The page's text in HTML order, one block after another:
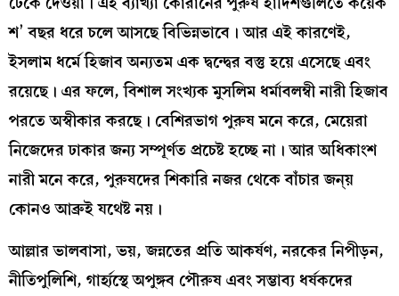
শ’ বছর ধরে চলে আসছে বিভিন্নভাবে। আর এই কারণেই,
ইসলাম ধর্মে হিজাব অন্যতম এক দ্বন্দ্বের বস্তু হয়ে এসেছে এবং
রয়েছে। এর ফলে, বিশাল সংখ্যক মুসলিম ধর্মাবলম্বী নারী হিজাব
পরতে অস্বীকার করছে। বেশিরভাগ পুরুষ মনে করে, মেয়েরা
নিজেদের ঢাকার জন্য সম্পূর্ণত প্রচেষ্ট হচ্ছে না। আর অধিকাংশ
নারী মনে করে, পুরুষদের শিকারি নজর থেকে বাঁচার জন্য়
কোনও আব্রুই যথেষ্ট নয়।
আল্লার ভালবাসা, ভয়, জন্নতের প্রতি আকর্ষণ, নরকের নিপীড়ন,
নীতিপুলিশি, গার্হ্যস্থে অপুঙ্গব পৌরুষ এবং সম্ভাব্য ধর্ষকদের